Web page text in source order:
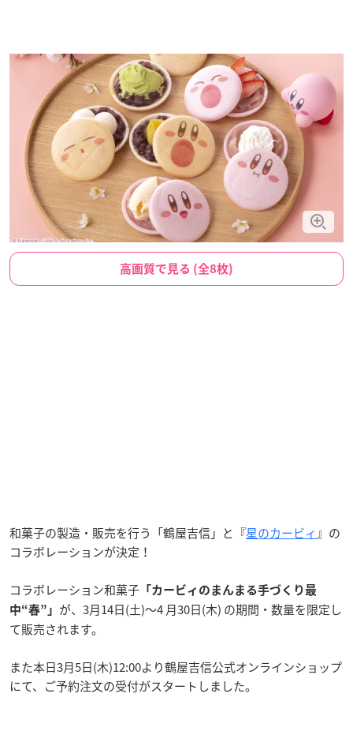
高画質で見る (全8枚)
和菓子の製造・販売を行う「鶴屋吉信」と『星のカービィ』の
コラボレーションが決定！
コラボレーション和菓子 「カービィのまんまる手づくり最
中“春”」 が、3月14日(土)～4 月30日(木) の期間・数量を限定し
て販売されます。
また本日3月5日(木)12:00より鶴屋吉信公式オンラインショップ
にて、ご予約注文の受付がスタートしました。